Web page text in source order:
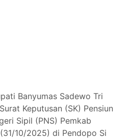
Banyumas Sadewo Tri
Keputusan (SK) Pensiun
Sipil (PNS) Pemkab
10/2025) di Pendopo Si